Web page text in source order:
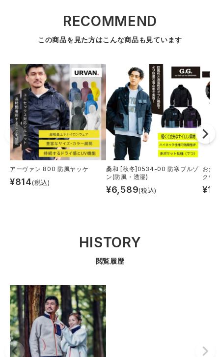
RECOMMEND
この商品を見た方はこんな商品も見ています
アーヴァン 800 防風ヤッケ
¥814(税込)
桑和 [秋冬]0534-00 防寒ブルゾ
ン(防風・透湿)
¥6,589(税込)
おた
クウ
¥
HISTORY
閲覧履歴